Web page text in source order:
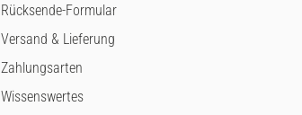
Rücksende-Formular
Versand & Lieferung
Zahlungsarten
Wissenswertes